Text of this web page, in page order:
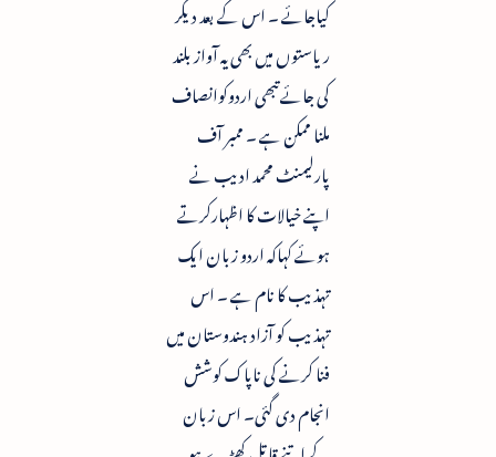
کیاجائے ۔ اس کے بعد دیگر
ریاستوں میں بھی یہ آواز بلند
کی جائے تبھی اردوکوانصاف
ملنا ممکن ہے ۔ ممبر آف
پارلیمنٹ محمد ادیب نے
اپنے خیالات کا اظہارکرتے
ہوئے کہاکہ اردو زبان ایک
تہذیب کا نام ہے ۔ اس
تہذیب کو آزاد ہندوستان میں
فنا کرنے کی ناپاک کوشش
انجام دی گئی۔ اس زبان